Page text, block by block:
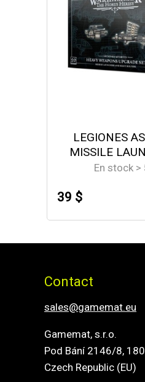
LEGIONES
MISSILE
HEAVY
En stock >
39 $
Contact
sales@gamemat.eu
Gamemat, s.r.o.
Pod Bání 2146/8,
Czech Republic (EU)